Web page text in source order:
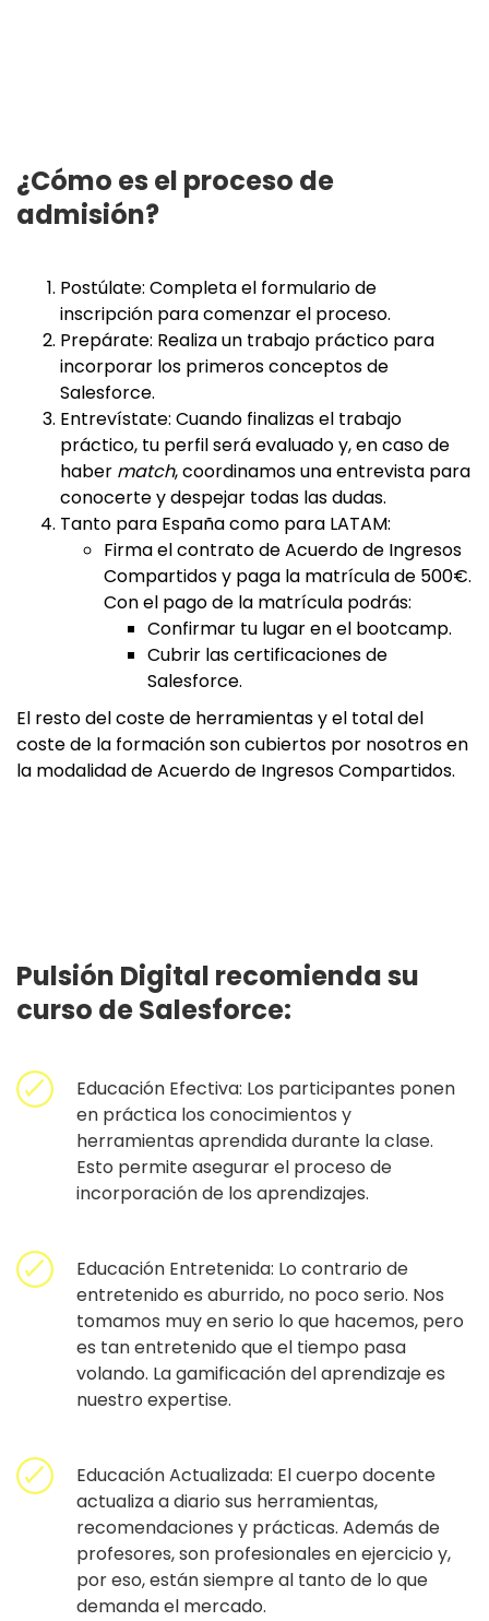
¿Cómo es el proceso de
admisión?
Postúlate: Completa el formulario de
inscripción para comenzar el proceso.
Prepárate: Realiza un trabajo práctico para
incorporar los primeros conceptos de
Salesforce.
Entrevístate: Cuando finalizas el trabajo
práctico, tu perfil será evaluado y, en caso de
haber match, coordinamos una entrevista para
conocerte y despejar todas las dudas.
Tanto para España como para LATAM:
Firma el contrato de Acuerdo de Ingresos
Compartidos y paga la matrícula de 500€.
Con el pago de la matrícula podrás:
Confirmar tu lugar en el bootcamp.
Cubrir las certificaciones de
Salesforce.
El resto del coste de herramientas y el total del
coste de la formación son cubiertos por nosotros en
la modalidad de Acuerdo de Ingresos Compartidos.
Pulsión Digital recomienda su
curso de Salesforce:
Educación Efectiva: Los participantes ponen
en práctica los conocimientos y
herramientas aprendida durante la clase.
Esto permite asegurar el proceso de
incorporación de los aprendizajes.
Educación Entretenida: Lo contrario de
entretenido es aburrido, no poco serio. Nos
tomamos muy en serio lo que hacemos, pero
es tan entretenido que el tiempo pasa
volando. La gamificación del aprendizaje es
nuestro expertise.
Educación Actualizada: El cuerpo docente
actualiza a diario sus herramientas,
recomendaciones y prácticas. Además de
profesores, son profesionales en ejercicio y,
por eso, están siempre al tanto de lo que
demanda el mercado.